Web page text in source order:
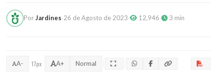
PorJardines·26 de Agosto de 2023· 12,946· 3 min
A- 17px A+ Normal